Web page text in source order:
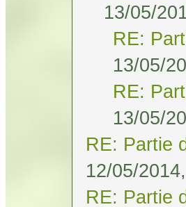
13/05/
RE:
13/05/
RE:
13/05/
RE: Partie
12/05/
RE: Partie